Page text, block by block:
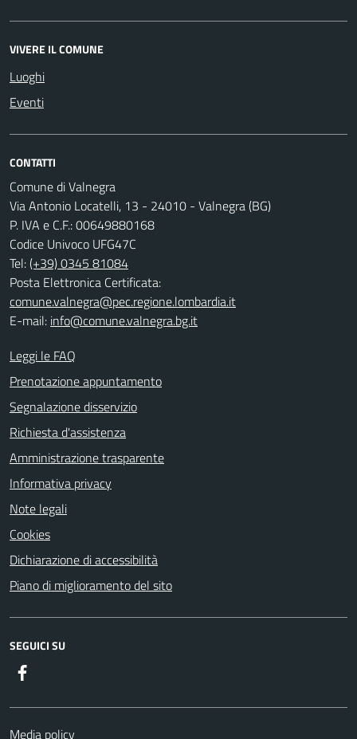
VIVERE IL COMUNE
Luoghi
Eventi
CONTATTI
Comune di Valnegra
Via Antonio Locatelli, 13 - 24010 - Valnegra (BG)
P. IVA e C.F.: 00649880168
Codice Univoco UFG47C
Tel:(+39) 0345 81084
Posta Elettronica Certificata:
comune.valnegra@pec.regione.lombardia.it
E-mail: info@comune.valnegra.bg.it
Leggi le FAQ
Prenotazione appuntamento
Segnalazione disservizio
Richiesta d'assistenza
Amministrazione trasparente
Informativa privacy
Note legali
Cookies
Dichiarazione di accessibilità
Piano di miglioramento del sito
SEGUICI SU
Media policy